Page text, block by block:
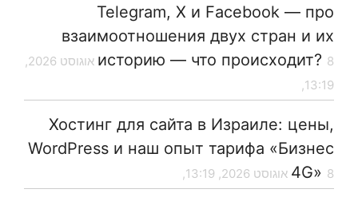
Telegram, X и Facebook — про
взаимоотношения двух стран и их
историю — что происходит?
8 אוגוסט 2026,
13:19,
Хостинг для сайта в Израиле: цены,
WordPress и наш опыт тарифа «Бизнес
4G» 8 אוגוסט 2026, 13:19,